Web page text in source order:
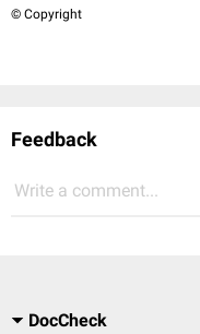
© Copyright
Feedback
Write a comment...
DocCheck